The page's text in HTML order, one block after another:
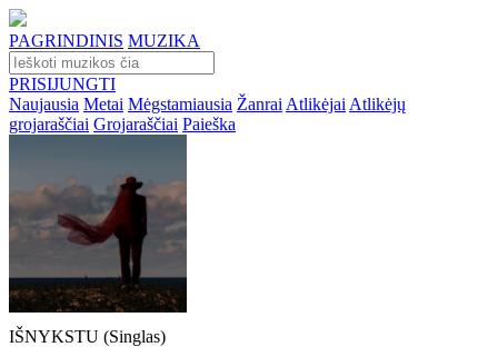
PAGRINDINIS MUZIKA
PRISIJUNGTI
Naujausia Metai Mėgstamiausia Žanrai Atlikėjai Atlikėjų
grojaraščiai Grojaraščiai Paieška
IŠNYKSTU (Singlas)